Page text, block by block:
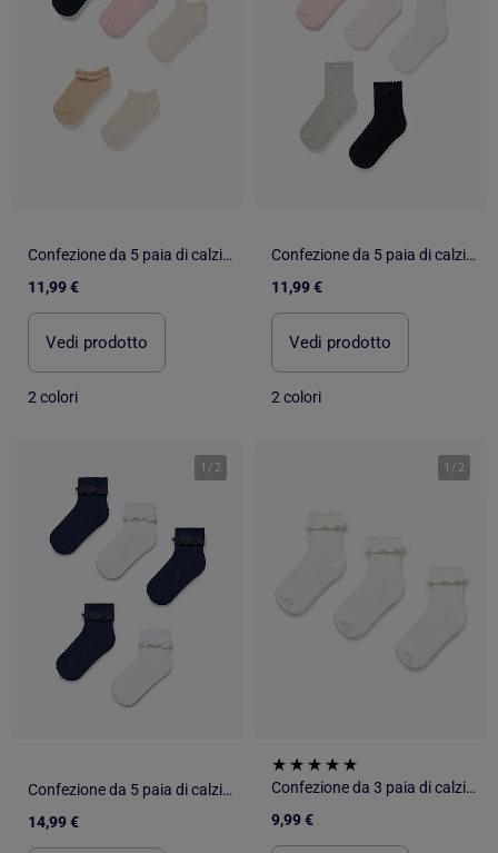
Confezione da 5 paia di calzini alla caviglia misti
11,99 €
Vedi prodotto
2 colori
Confezione da 5 paia di calzini con polsini ondulati
11,99 €
Vedi prodotto
2 colori
1 / 2
Confezione da 5 paia di calzini con crochet
14,99 €
1 / 2
Confezione da 3 paia di calzini con broderie anglaise
9,99 €